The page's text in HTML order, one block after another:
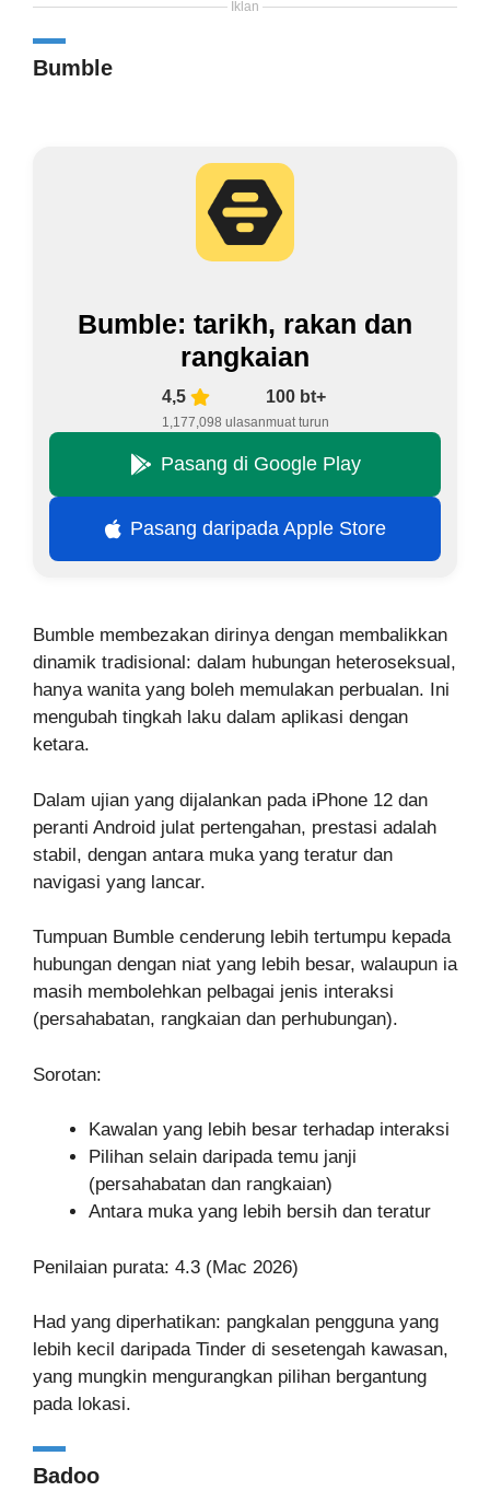
Iklan
Bumble
Bumble: tarikh, rakan dan
rangkaian
4,5
1,177,098 ulasan
100 bt+
muat turun
Pasang di Google Play
Pasang daripada Apple Store
Bumble membezakan dirinya dengan membalikkan
dinamik tradisional: dalam hubungan heteroseksual,
hanya wanita yang boleh memulakan perbualan. Ini
mengubah tingkah laku dalam aplikasi dengan
ketara.
Dalam ujian yang dijalankan pada iPhone 12 dan
peranti Android julat pertengahan, prestasi adalah
stabil, dengan antara muka yang teratur dan
navigasi yang lancar.
Tumpuan Bumble cenderung lebih tertumpu kepada
hubungan dengan niat yang lebih besar, walaupun ia
masih membolehkan pelbagai jenis interaksi
(persahabatan, rangkaian dan perhubungan).
Sorotan:
Kawalan yang lebih besar terhadap interaksi
Pilihan selain daripada temu janji
(persahabatan dan rangkaian)
Antara muka yang lebih bersih dan teratur
Penilaian purata: 4.3 (Mac 2026)
Had yang diperhatikan: pangkalan pengguna yang
lebih kecil daripada Tinder di sesetengah kawasan,
yang mungkin mengurangkan pilihan bergantung
pada lokasi.
Badoo